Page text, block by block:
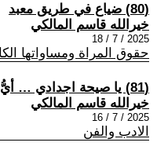
(80) ضياع في طريق معبد
خيرالله قاسم المالكي
2025 / 7 / 18
حقوق المراة ومساواتها
(81) يا صيحة اجدادي … أيُّ دعاء تنتظرون؟
خيرالله قاسم المالكي
2025 / 7 / 16
الادب والفن